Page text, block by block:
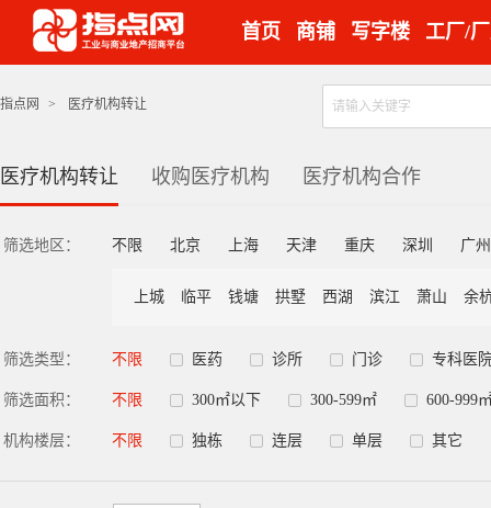
首页 商铺 写字楼 工厂/
指点网 > 医疗机构转让
医疗机构转让 收购医疗机构 医疗机构合作
筛选地区： 不限 北京 上海 天津 重庆 深圳 广州
上城 临平 钱塘 拱墅 西湖 滨江 萧山 余
筛选类型： 不限 医药 诊所 门诊 专科医
筛选面积： 不限 300㎡以下 300-599㎡ 600-999
机构楼层： 不限 独栋 连层 单层 其它